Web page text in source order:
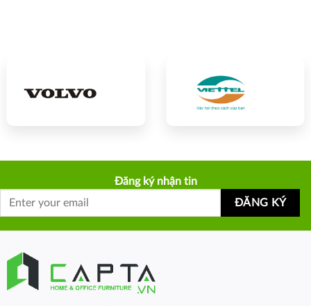
Đăng ký nhận tin